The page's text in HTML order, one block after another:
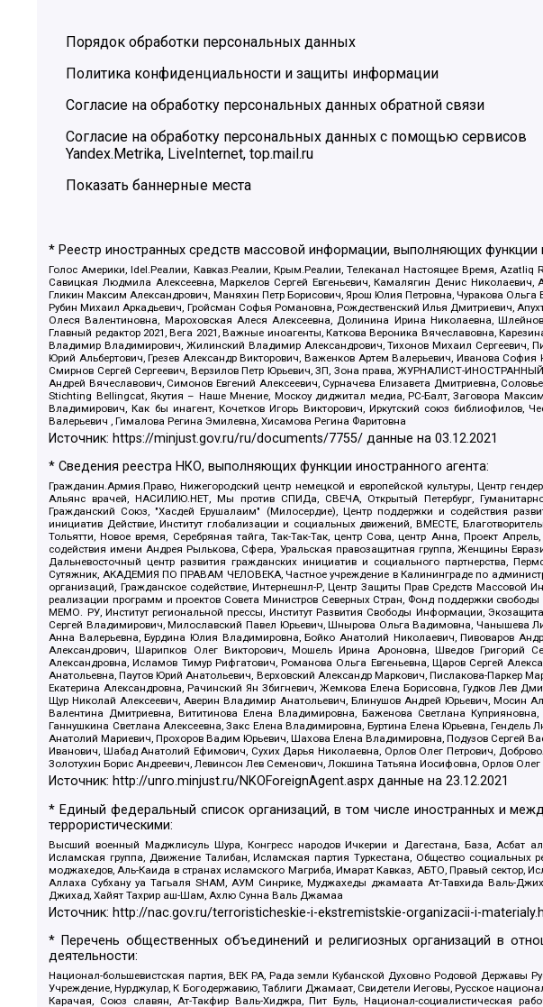
Порядок обработки персональных данных
Политика конфиденциальности и защиты информации
Согласие на обработку персональных данных обратной связи
Согласие на обработку персональных данных с помощью сервисов
Yandex.Metrika, LiveInternet, top.mail.ru
Показать баннерные места
* Реестр иностранных средств массовой информации, выполняющих функции
Голос Америки, Idel.Реалии, Кавказ.Реалии, Крым.Реалии, Телеканал Настоящее Время, Azatliq
Савицкая Людмила Алексеевна, Маркелов Сергей Евгеньевич, Камалягин Денис
Гликин Максим Александрович, Маняхин Петр Борисович, Ярош Юлия Петровна, Чуракова
Рубин Михаил Аркадьевич, Гройсман Софья Романовна, Рождественский Илья Дмитриевич,
Олеся Валентиновна, Мароховская Алеся Алексеевна, Долинина Ирина Николаевна,
Главный редактор 2021, Вега 2021, Важные иноагенты, Каткова Вероника Вячеславовна,
Владимир Владимирович, Жилинский Владимир Александрович, Тихонов Михаил Сергеевич,
Юрий Альбертович, Грезев Александр Викторович, Важенков Артем Валерьевич, Иванова
Смирнов Сергей Сергеевич, Верзилов Петр Юрьевич, ЗП, Зона права, ЖУРНАЛИСТ-
Андрей Вячеславович, Симонов Евгений Алексеевич, Сурначева Елизавета Дмитриевна,
Stichting Bellingcat, Якутия – Наше Мнение, Москоу диджитал медиа, РС-Балт, Заговора
Владимирович, Как бы инагент, Кочетков Игорь Викторович, Иркутский союз библиофилов,
Валерьевич , Гималова Регина Эмилевна, Хисамова Регина Фаритовна
Источник: https://minjust.gov.ru/ru/documents/7755/ данные на03.12.2021
* Сведения реестра НКО, выполняющих функции иностранного агента:
Гражданин.Армия.Право, Нижегородский центр немецкой и европейской культуры, Центр
Альянс врачей, НАСИЛИЮ.НЕТ, Мы против СПИДа, СВЕЧА, Открытый Петербург,
Гражданский Союз, "Хасдей Ерушалаим" (Милосердие), Центр поддержки и содействия
инициатив Действие, Институт глобализации и социальных движений, ВМЕСТЕ,
Тольятти, Новое время, Серебряная тайга, Так-Так-Так, центр Сова, центр Анна, Проект
содействия имени Андрея Рылькова, Сфера, Уральская правозащитная группа, Женщины
Дальневосточный центр развития гражданских инициатив и социального партнерства,
Сутяжник, АКАДЕМИЯ ПО ПРАВАМ ЧЕЛОВЕКА, Частное учреждение в Калининграде по
организаций, Гражданское содействие, Интернешнл-Р, Центр Защиты Прав Средств Массовой
реализации программ и проектов Совета Министров Северных Стран, Фонд поддержки
МЕМО. РУ, Институт региональной прессы, Институт Развития Свободы Информации,
Сергей Владимирович, Милославский Павел Юрьевич, Шнырова Ольга Вадимовна, Чанышева
Анна Валерьевна, Бурдина Юлия Владимировна, Бойко Анатолий Николаевич, Пивоваров
Александрович, Шарипков Олег Викторович, Мошель Ирина Ароновна, Шведов Григорий
Александровна, Исламов Тимур Рифгатович, Романова Ольга Евгеньевна, Щаров Сергей
Анатольевна, Паутов Юрий Анатольевич, Верховский Александр Маркович, Пислакова-Паркер
Екатерина Александровна, Рачинский Ян Збигневич, Жемкова Елена Борисовна, Гудков Лев
Щур Николай Алексеевич, Аверин Владимир Анатольевич, Блинушов Андрей Юрьевич, Мосин
Валентина Дмитриевна, Вититинова Елена Владимировна, Баженова Светлана
Ганнушкина Светлана Алексеевна, Закс Елена Владимировна, Буртина Елена Юрьевна,
Анатолий Мариевич, Прохоров Вадим Юрьевич, Шахова Елена Владимировна, Подузов Сергей
Иванович, Шабад Анатолий Ефимович, Сухих Дарья Николаевна, Орлов Олег Петрович,
Золотухин Борис Андреевич, Левинсон Лев Семенович, Локшина Татьяна Иосифовна, Орлов
Источник:http://unro.minjust.ru/NKOForeignAgent.aspx данные на23.12.2021
* Единый федеральный список организаций, в том числе иностранных и
террористическими:
Высший военный Маджлисуль Шура, Конгресс народов Ичкерии и Дагестана, База, Асбат
Исламская группа, Движение Талибан, Исламская партия Туркестана, Общество
моджахедов, Аль-Каида в странах исламского Магриба, Имарат Кавказ, АБТО, Правый
Аллаха Субхану уа Тагьаля SHAM, АУМ Синрике, Муджахеды джамаата Ат-Тавхида Валь-
Джихад, Хайят Тахрир аш-Шам, Ахлю Сунна Валь Джамаа
Источник: http://nac.gov.ru/terroristicheskie-i-ekstremistskie-organizacii-i-
* Перечень общественных объединений и религиозных организаций в
деятельности:
Национал-большевистская партия, ВЕК РА, Рада земли Кубанской Духовно Родовой
Учреждение, Нурджулар, К Богодержавию, Таблиги Джамаат, Свидетели Иеговы, Русское
Карачая, Союз славян, Ат-Такфир Валь-Хиджра, Пит Буль, Национал-социалистическая